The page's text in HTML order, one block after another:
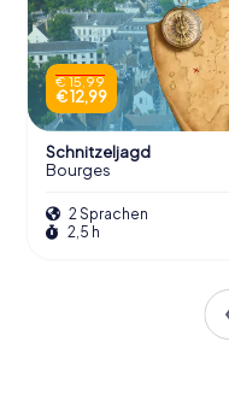
€ 15,99
€ 12,99
Schnitzeljagd
Bourges
2 Sprachen
2,5 h